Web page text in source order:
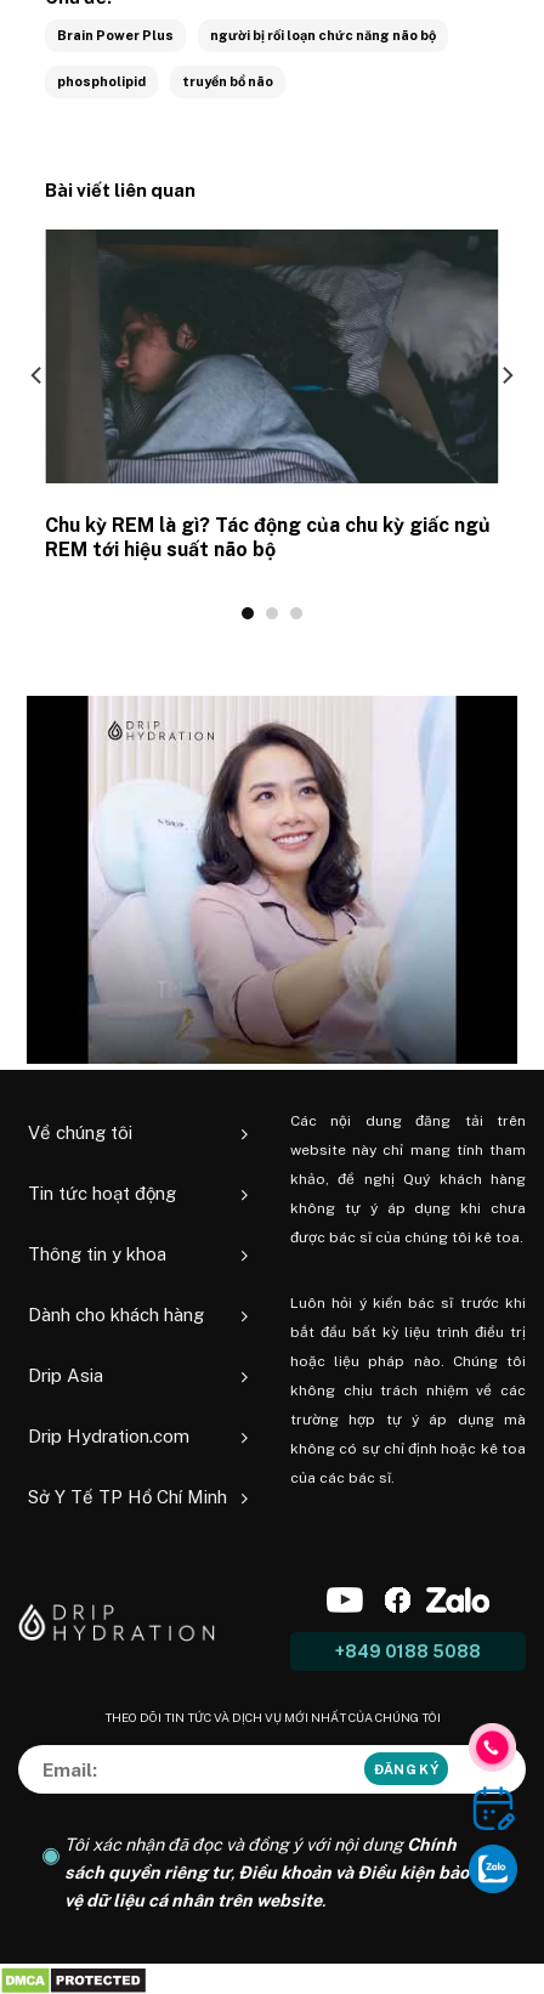
Brain Power Plus người bị rối loạn chức năng não bộ
phospholipid truyền bổ não
Bài viết liên quan
Chu kỳ REM là gì? Tác động của chu kỳ giấc ngủ
REM tới hiệu suất não bộ
Về chúng tôi
Tin tức hoạt động
Thông tin y khoa
Dành cho khách hàng
Drip Asia
Drip Hydration.com
Sở Y Tế TP Hồ Chí Minh
Các nội dung đăng tải trên
website này chỉ mang tính tham
khảo, đề nghị Quý khách hàng
không tự ý áp dụng khi chưa
được bác sĩ của chúng tôi kê toa.
Luôn hỏi ý kiến ​​bác sĩ trước khi
bắt đầu bất kỳ liệu trình điều trị
hoặc liệu pháp nào. Chúng tôi
không chịu trách nhiệm về các
trường hợp tự ý áp dụng mà
không có sự chỉ định hoặc kê toa
của các bác sĩ.
+849 0188 5088
THEO DÕI TIN TỨC VÀ DỊCH VỤ MỚI NHẤT CỦA CHÚNG TÔI
Tôi xác nhận đã đọc và đồng ý với nội dungChính
sách quyền riêng tư, Điều khoản và Điều kiện bảo
vệ dữ liệu cá nhân trên website.